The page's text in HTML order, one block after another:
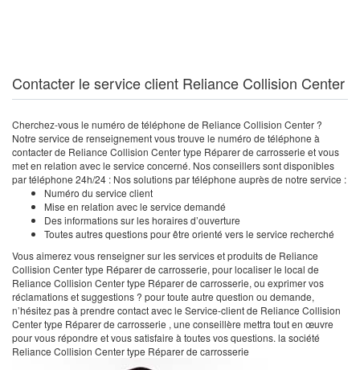
Contacter le service client Reliance Collision Center
Cherchez-vous le numéro de téléphone de Reliance Collision Center ?
Notre service de renseignement vous trouve le numéro de téléphone à
contacter de Reliance Collision Center type Réparer de carrosserie et vous
met en relation avec le service concerné. Nos conseillers sont disponibles
par téléphone 24h/24 : Nos solutions par téléphone auprès de notre service :
Numéro du service client
Mise en relation avec le service demandé
Des informations sur les horaires d’ouverture
Toutes autres questions pour être orienté vers le service recherché
Vous aimerez vous renseigner sur les services et produits de Reliance
Collision Center type Réparer de carrosserie, pour localiser le local de
Reliance Collision Center type Réparer de carrosserie, ou exprimer vos
réclamations et suggestions ? pour toute autre question ou demande,
n’hésitez pas à prendre contact avec le Service-client de Reliance Collision
Center type Réparer de carrosserie , une conseillère mettra tout en œuvre
pour vous répondre et vous satisfaire à toutes vos questions. la société
Reliance Collision Center type Réparer de carrosserie